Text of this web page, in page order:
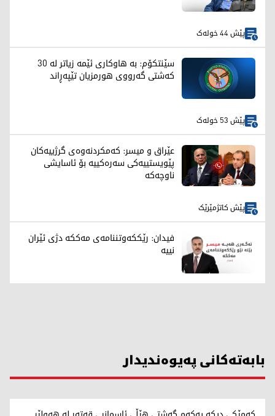
پێش 44 خولەک
سێنتکۆم: بە هاوکاری ئێمە زیاتر لە 30
کەشتی گەرووی هورمزیان تێپەڕاند
پێش 53 خولەک
عێراق و میسر: کەمکردنەوەی گرژییەکان
پێویستییەکی سەرەکییە بۆ ئاسایشی
ناوچەکە
پێش کاتژمێرێک
فیدان: رێککەوتننامەی مەککە دژی ئێران
نییە
بابەتەکانی پەیوەندیدار